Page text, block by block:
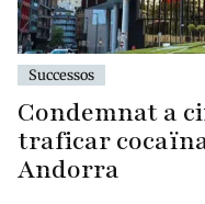
Successos
Condemnat a
traficar
Andorra